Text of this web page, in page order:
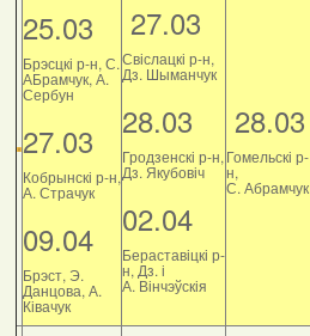
25.03
Брэсцкі р-н, С.
АБрамчук, А.
Сербун
27.03
Кобрынскі р-н,
А. Страчук
09.04
Брэст, Э.
Данцова, А.
Ківачук
27.03
Свіслацкі р-н,
Дз. Шыманчук
28.03
Гродзенскі р-н,
Дз. Якубовіч
02.04
Бераставіцкі р-
н, Дз. і
А. Вінчэўскія
28.03
Гомельскі р-
н,
С. Абрамчук